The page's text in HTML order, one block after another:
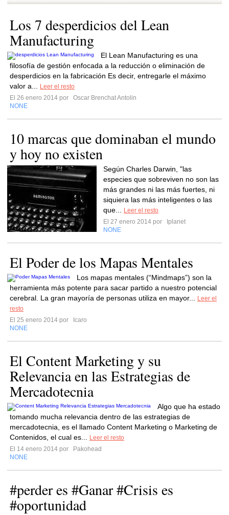
Los 7 desperdicios del Lean
Manufacturing
El Lean Manufacturing es una
filosofía de gestión enfocada a la reducción o eliminación de
desperdicios en la fabricación Es decir, entregarle el máximo
valor a...
Leer el resto
El 26 enero 2014 por
Oscar Brenchat Antolin
NONE
10 marcas que dominaban el mundo
y hoy no existen
Según Charles Darwin, "las
especies que sobreviven no son las
más grandes ni las más fuertes, ni
siquiera las más inteligentes o las
que...
Leer el resto
El 27 enero 2014 por
Iplanet
NONE
El Poder de los Mapas Mentales
Los mapas mentales (“Mindmaps”) son la
herramienta más potente para sacar partido a nuestro potencial
cerebral. La gran mayoría de personas utiliza en mayor...
Leer el
resto
El 25 enero 2014 por
Icaro
NONE
El Content Marketing y su
Relevancia en las Estrategias de
Mercadotecnia
Algo que ha estado
tomando mucha relevancia dentro de las estrategias de
mercadotecnia, es el llamado Content Marketing o Marketing de
Contenidos, el cual es...
Leer el resto
El 14 enero 2014 por
Pakohead
NONE
#perder es #Ganar #Crisis es
#oportunidad